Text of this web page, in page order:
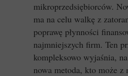
mikroprzedsiębiorców.
ma na celu walkę z
poprawę płynności
najmniejszych firm. Ten
kompleksowo wyjaśnia,
nowa metoda, kto może z